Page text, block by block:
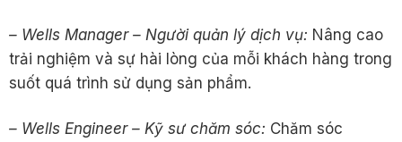
– Wells Manager – Người quản lý dịch vụ: Nâng cao
trải nghiệm và sự hài lòng của mỗi khách hàng trong
suốt quá trình sử dụng sản phẩm.
– Wells Engineer – Kỹ sư chăm sóc: Chăm sóc